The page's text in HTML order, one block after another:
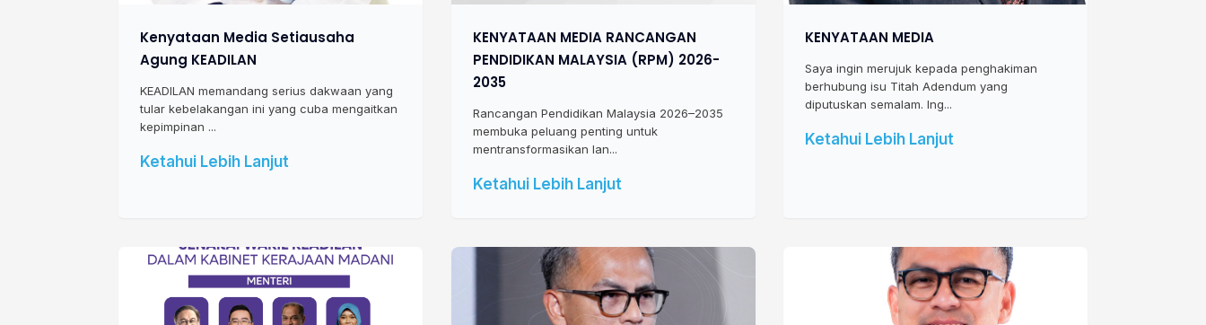
Kenyataan Media Setiausaha
Agung KEADILAN
KEADILAN memandang serius dakwaan yang
tular kebelakangan ini yang cuba mengaitkan
kepimpinan ...
Ketahui Lebih Lanjut
KENYATAAN MEDIA RANCANGAN
PENDIDIKAN MALAYSIA (RPM) 2026-
2035
Rancangan Pendidikan Malaysia 2026–2035
membuka peluang penting untuk
mentransformasikan lan...
Ketahui Lebih Lanjut
KENYATAAN MEDIA
Saya ingin merujuk kepada penghakiman
berhubung isu Titah Adendum yang
diputuskan semalam. Ing...
Ketahui Lebih Lanjut